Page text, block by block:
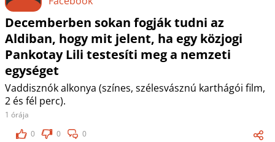
Decemberben sokan fogják tudni az
Aldiban, hogy mit jelent, ha egy közjogi
Pankotay Lili testesíti meg a nemzeti
egységet
Vaddisznók alkonya (színes, szélesvásznú karthágói film,
2 és fél perc).
1 órája
0
0 0